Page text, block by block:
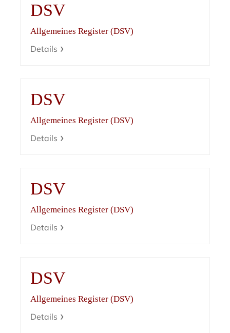
DSV
Allgemeines Register (DSV)
Details
DSV
Allgemeines Register (DSV)
Details
DSV
Allgemeines Register (DSV)
Details
DSV
Allgemeines Register (DSV)
Details